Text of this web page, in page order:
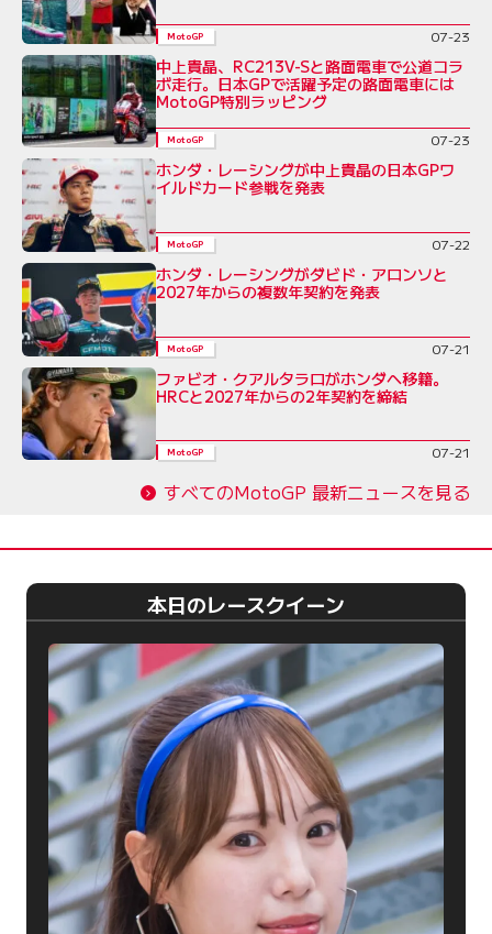
MotoGP 07-23
中上貴晶、RC213V-Sと路面電車で公道コラ
ボ走行。日本GPで活躍予定の路面電車には
MotoGP特別ラッピング
MotoGP 07-23
ホンダ・レーシングが中上貴晶の日本GPワ
イルドカード参戦を発表
MotoGP 07-22
ホンダ・レーシングがダビド・アロンソと
2027年からの複数年契約を発表
MotoGP 07-21
ファビオ・クアルタラロがホンダへ移籍。
HRCと2027年からの2年契約を締結
MotoGP 07-21
すべてのMotoGP 最新ニュースを見る
本日のレースクイーン